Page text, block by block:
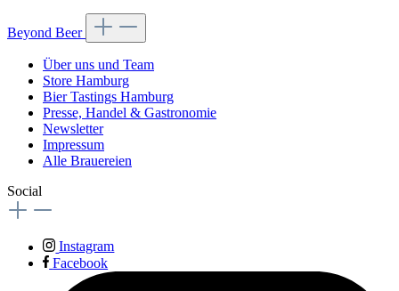
Beyond Beer
Über uns und Team
Store Hamburg
Bier Tastings Hamburg
Presse, Handel & Gastronomie
Newsletter
Impressum
Alle Brauereien
Social
Instagram
Facebook